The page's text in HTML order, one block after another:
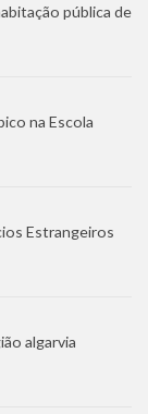
pública de
na Escola
Estrangeiros
algarvia